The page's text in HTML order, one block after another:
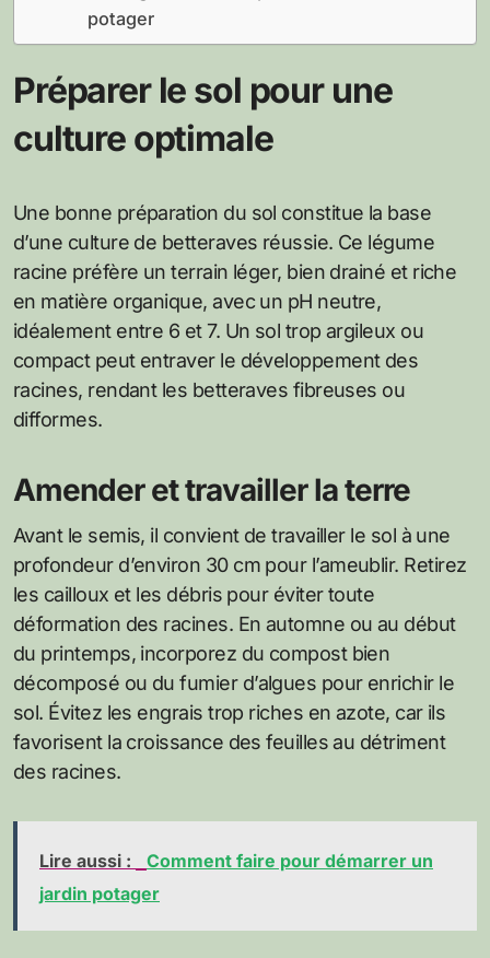
potager
Préparer le sol pour une
culture optimale
Une bonne préparation du sol constitue la base
d’une culture de betteraves réussie. Ce légume
racine préfère un terrain léger, bien drainé et riche
en matière organique, avec un pH neutre,
idéalement entre 6 et 7. Un sol trop argileux ou
compact peut entraver le développement des
racines, rendant les betteraves fibreuses ou
difformes.
Amender et travailler la terre
Avant le semis, il convient de travailler le sol à une
profondeur d’environ 30 cm pour l’ameublir. Retirez
les cailloux et les débris pour éviter toute
déformation des racines. En automne ou au début
du printemps, incorporez du compost bien
décomposé ou du fumier d’algues pour enrichir le
sol. Évitez les engrais trop riches en azote, car ils
favorisent la croissance des feuilles au détriment
des racines.
Lire aussi :
Comment faire pour démarrer un
jardin potager